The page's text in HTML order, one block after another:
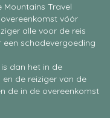
Mountains Travel
overeenkomst vóór
alle voor de reis
schadevergoeding
dan het in de
de reiziger van de
de in de overeenkomst